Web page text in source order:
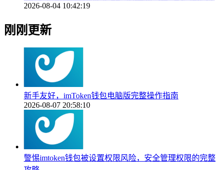
2026-08-04 10:42:19
刚刚更新
新手友好，imToken钱包电脑版完整操作指南
2026-08-07 20:58:10
警惕imtoken钱包被设置权限风险，安全管理权限的完整